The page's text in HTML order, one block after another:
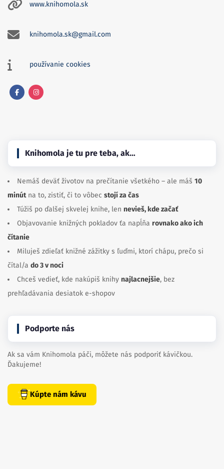
www.knihomola.sk
knihomola.sk@gmail.com
používanie cookies
Knihomola je tu pre teba, ak…
Nemáš deväť životov na prečítanie všetkého – ale máš 10
minútna to, zistiť, či to vôbec stojí za čas
Túžiš po ďalšej skvelej knihe, len nevieš, kde začať
Objavovanie knižných pokladov ťa napĺňa rovnako ako ich
čítanie
Miluješ zdieľať knižné zážitky s ľuďmi, ktorí chápu, prečo si
čítal/a do 3 v noci
Chceš vedieť, kde nakúpiš knihy najlacnejšie, bez
prehľadávania desiatok e-shopov
Podporte nás
Ak sa vám Knihomola páči, môžete nás podporiť kávičkou.
Ďakujeme!
Kúpte nám kávu